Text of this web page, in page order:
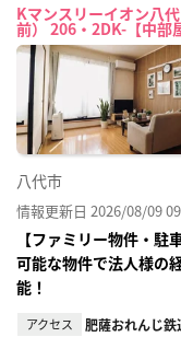
Kマンスリーイオン八
前） 206・2DK-【中
八代市
情報更新日 2026/08/09
【ファミリー物件・
可能な物件で法人様の
能！
アクセス 肥薩おれんじ鉄